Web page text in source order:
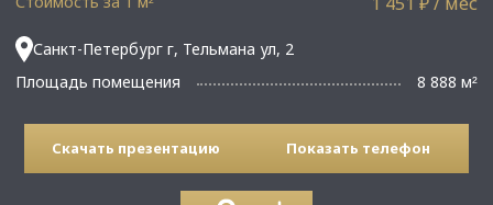
Санкт-Петербург г, Тельмана ул, 2
Площадь помещения
8 888 м²
Скачать презентацию Показать телефон